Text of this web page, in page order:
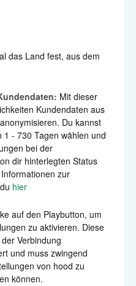
das Land fest, aus dem
Mit dieser
Kundendaten aus
Du kannst
- 730 Tagen wählen und
bei der
dir hinterlegten Status
zur
hier
auf den Playbutton, um
zu aktivieren. Diese
Verbindung
und muss zwingend
von hood zu
können.